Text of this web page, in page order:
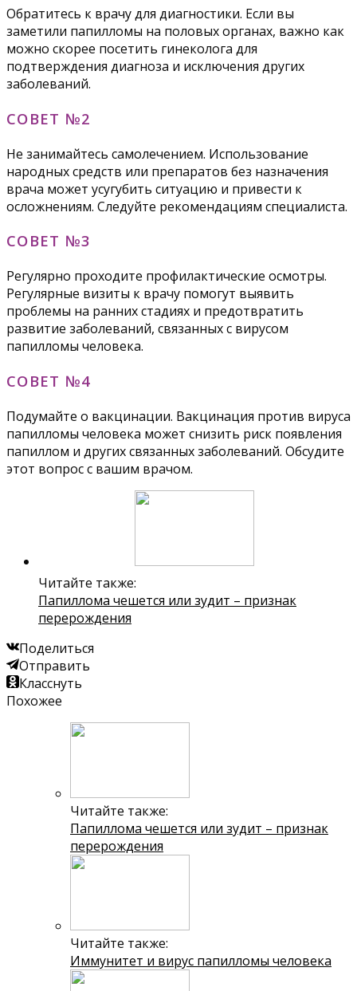
Обратитесь к врачу для диагностики. Если вы
заметили папилломы на половых органах, важно как
можно скорее посетить гинеколога для
подтверждения диагноза и исключения других
заболеваний.
СОВЕТ №2
Не занимайтесь самолечением. Использование
народных средств или препаратов без назначения
врача может усугубить ситуацию и привести к
осложнениям. Следуйте рекомендациям специалиста.
СОВЕТ №3
Регулярно проходите профилактические осмотры.
Регулярные визиты к врачу помогут выявить
проблемы на ранних стадиях и предотвратить
развитие заболеваний, связанных с вирусом
папилломы человека.
СОВЕТ №4
Подумайте о вакцинации. Вакцинация против вируса
папилломы человека может снизить риск появления
папиллом и других связанных заболеваний. Обсудите
этот вопрос с вашим врачом.
Читайте также:
Папиллома чешется или зудит – признак
перерождения
Поделиться
Отправить
Класснуть
Похожее
Читайте также:
Папиллома чешется или зудит – признак
перерождения
Читайте также:
Иммунитет и вирус папилломы человека